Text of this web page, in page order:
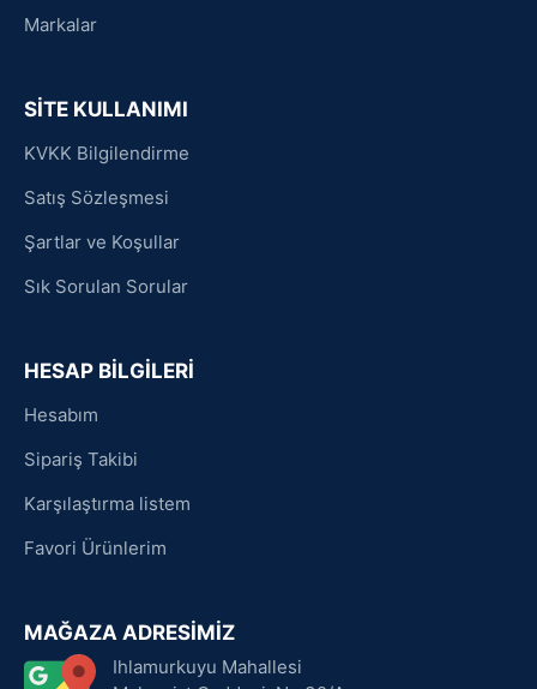
Markalar
SİTE KULLANIMI
KVKK Bilgilendirme
Satış Sözleşmesi
Şartlar ve Koşullar
Sık Sorulan Sorular
HESAP BİLGİLERİ
Hesabım
Sipariş Takibi
Karşılaştırma listem
Favori Ürünlerim
MAĞAZA ADRESİMİZ
Ihlamurkuyu Mahallesi